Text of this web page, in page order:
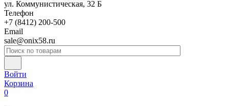
ул. Коммунистическая, 32 Б
Телефон
+7 (8412) 200-500
Email
sale@onix58.ru
Войти
Корзина
0